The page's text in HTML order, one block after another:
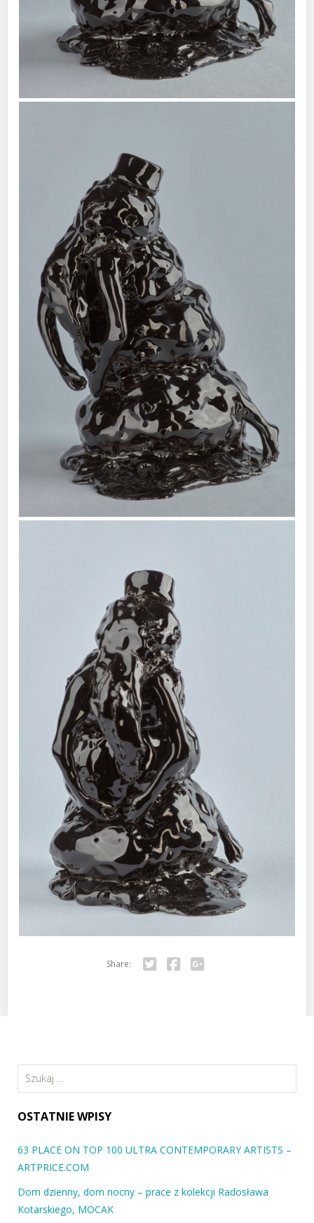
Share:
Szukaj:
OSTATNIE WPISY
63 PLACE ON TOP 100 ULTRA CONTEMPORARY ARTISTS –
ARTPRICE.COM
Dom dzienny, dom nocny – prace z kolekcji Radosława
Kotarskiego, MOCAK